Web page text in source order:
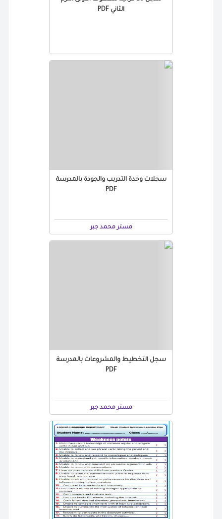
الثاني PDF
سجلات وحدة التدريب والجودة بالمدرسة
PDF
مستر محمد جبر
سجل التخطيط والمشروعات بالمدرسة
PDF
مستر محمد جبر